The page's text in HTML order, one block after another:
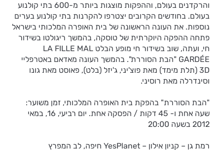
והרקדנים בעולם, וההפקות מוצגות ביותר מ-600 בתי קולנוע
בעולם. בחודשים הקרובים יצטרפו להקרנות בתי קולנוע בערים
נוספות. את העונה הראשונה של בית האופרה המלכותי בישראל
פתחה ההפקה היוקרתית של טוסקה, בהמשך ריגולטו בשידור
חי, ועתה, שוב בשידור חי מופע הבלט LA FILLE MAL
GARDÉE "הבת הסוררת". בהמשך העונה מאדאם באטרפליי
3D (תלת מימד) מאת פוצ'יני, ג'יזל (בלט), פאוסט מאת גונו
וסינדרלה מאת רוסיני.
"הבת הסוררת" בהפקת בית האופרה המלכותי, זמן משוער:
שעה אחת ו- 45 דקות / הפסקה אחת. יום רביעי, 16, במאי
2012 בשעה 20:00
רמת גן – קניון אילון – YesPlanet חיפה, לב המפרץ